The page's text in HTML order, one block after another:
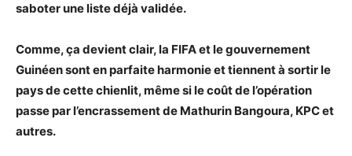
saboter une liste déjà validée.
Comme, ça devient clair, la FIFA et le gouvernement
Guinéen sont en parfaite harmonie et tiennent à sortir le
pays de cette chienlit, même si le coût de l’opération
passe par l’encrassement de Mathurin Bangoura, KPC et
autres.